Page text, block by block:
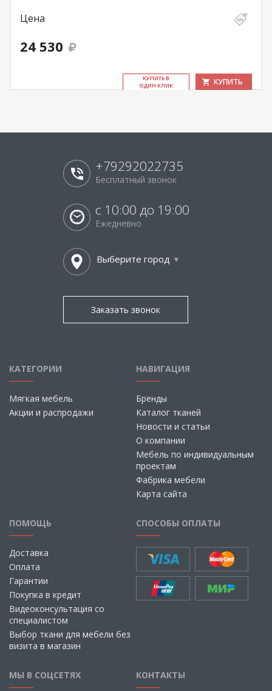
Цена
24 530
КУ­ПИТЬ В
ОДИН КЛИК
КУПИТЬ
+79292022735
Бесплатный звонок
с 10:00 до 19:00
Ежедневно
Выберите город
Заказать звонок
КАТЕГОРИИ
Мягкая мебель
Акции и распродажи
НАВИГАЦИЯ
Бренды
Каталог тканей
Новости и статьи
О компании
Мебель по индивидуальным
проектам
Фабрика мебели
Карта сайта
ПОМОЩЬ
Доставка
Оплата
Гарантии
Покупка в кредит
Видеоконсультация со
специалистом
Выбор ткани для мебели без
визита в магазин
СПОСОБЫ ОПЛАТЫ
МЫ В СОЦСЕТЯХ КОНТАКТЫ